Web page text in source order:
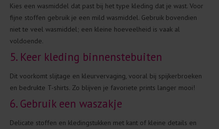
Kies een wasmiddel dat past bij het type kleding dat je wast. Voor
fijne stoffen gebruik je een mild wasmiddel. Gebruik bovendien
niet te veel wasmiddel; een kleine hoeveelheid is vaak al
voldoende.
5. Keer kleding binnenstebuiten
Dit voorkomt slijtage en kleurvervaging, vooral bij spijkerbroeken
en bedrukte T-shirts. Zo blijven je favoriete prints langer mooi!
6. Gebruik een waszakje
Delicate stoffen en kledingstukken met kant of kleine details en